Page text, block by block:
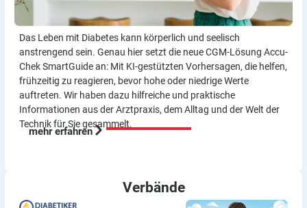
Das Leben mit Diabetes kann körperlich und seelisch
anstrengend sein. Genau hier setzt die neue CGM-Lösung Accu-
Chek SmartGuide an: Mit KI-gestützten Vorher­sagen, die helfen,
frühzeitig zu reagieren, bevor hohe oder niedrige Werte
auftreten. Wir haben dazu hilf­reiche und praktische
Informationen aus der Arzt­praxis, dem Alltag und der Welt der
Technik für Sie gesammelt.
mehr erfahren
Verbände